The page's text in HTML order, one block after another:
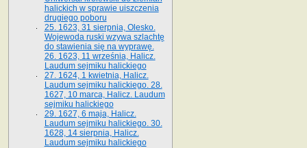
halickich w sprawie uiszczenia
drugiego poboru
25. 1623, 31 sierpnia, Olesko.
Wojewoda ruski wzywa szlachtę
do stawienia się na wyprawę.
26. 1623, 11 września, Halicz.
Laudum sejmiku halickiego
27. 1624, 1 kwietnia, Halicz.
Laudum sejmiku halickiego. 28.
1627, 10 marca, Halicz. Laudum
sejmiku halickiego
29. 1627, 6 maja, Halicz.
Laudum sejmiku halickiego. 30.
1628, 14 sierpnia, Halicz.
Laudum sejmiku halickiego